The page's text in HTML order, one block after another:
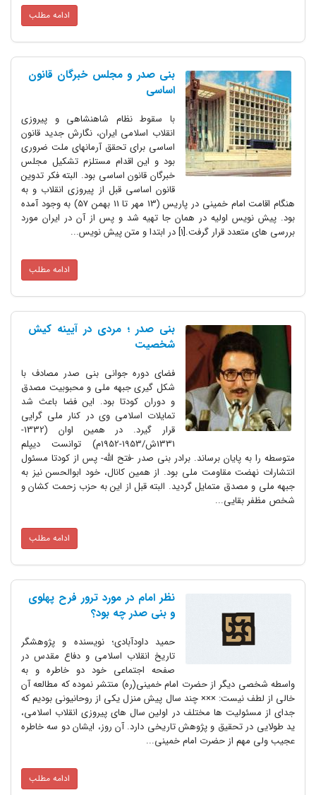
ادامه مطلب
بنی صدر و مجلس خبرگان قانون
اساسی
با سقوط نظام شاهنشاهی و پیروزی
انقلاب اسلامی ایران، نگارش جدید قانون
اساسی برای تحقق آرمانهای ملت ضروری
بود و این اقدام مستلزم تشکیل مجلس
خبرگان قانون اساسی بود. البته فکر تدوین
قانون اساسی قبل از پیروزی انقلاب و به
هنگام اقامت امام خمینی در پاریس (13 مهر تا 11 بهمن 57) به وجود آمده
بود. پیش نویس اولیه در همان جا تهیه شد و پس از آن در ایران مورد
بررسی های متعدد قرار گرفت.[1] در ابتدا و متن پیش نویس...
ادامه مطلب
بنی صدر ؛ مردی در آیینه کیش
شخصیت
فضای دوره جوانی بنی صدر مصادف با
شکل گیری جبهه ملی و محبوبیت مصدق
و دوران کودتا بود. این فضا باعث شد
تمایلات اسلامی وی در کنار ملی گرایی
قرار گیرد. در همین اوان (1332-
1331ش/1953-1952م) توانست دیپلم
متوسطه را به پایان برساند. برادر بنی صدر -فتح الله- پس از کودتا مسئول
انتشارات نهضت مقاومت ملی بود. از همین کانال، خود ابوالحسن نیز به
جبهه ملی و مصدق متمایل گردید. البته قبل از این به حزب زحمت کشان و
شخص مظفر بقایی...
ادامه مطلب
نظر امام در مورد ترور فرح پهلوی
و بنی صدر چه بود؟
حمید داودآبادی؛ نویسنده و پژوهشگر
تاریخ انقلاب اسلامی و دفاع مقدس در
صفحه اجتماعی خود دو خاطره و به
واسطه شخصی دیگر از حضرت امام خمینی(ره) منتشر نموده که مطالعه آن
خالی از لطف نیست: ××× چند سال پیش منزل یکی از روحانیونی بودیم که
جدای از مسئولیت ها مختلف در اولین سال های پیروزی انقلاب اسلامی،
ید طولایی در تحقیق و پژوهش تاریخی دارد. آن روز، ایشان دو سه خاطره
عجیب ولی مهم از حضرت امام خمینی...
ادامه مطلب